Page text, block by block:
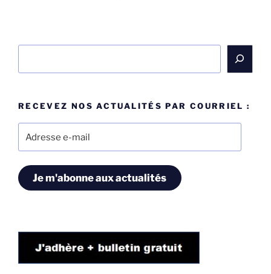
RECEVEZ NOS ACTUALITÉS PAR COURRIEL :
Je m'abonne aux actualités